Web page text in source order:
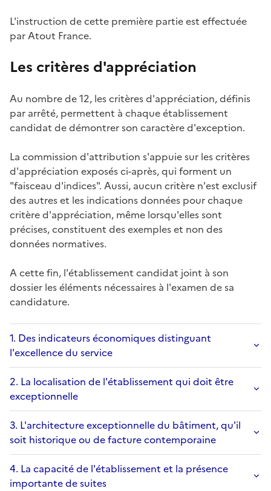
L'instruction de cette première partie est effectuée
par Atout France.
Les critères d'appréciation
Au nombre de 12, les critères d'appréciation, définis
par arrêté, permettent à chaque établissement
candidat de démontrer son caractère d'exception.
La commission d'attribution s'appuie sur les critères
d'appréciation exposés ci-après, qui forment un
"faisceau d'indices". Aussi, aucun critère n'est exclusif
des autres et les indications données pour chaque
critère d'appréciation, même lorsqu'elles sont
précises, constituent des exemples et non des
données normatives.
A cette fin, l'établissement candidat joint à son
dossier les éléments nécessaires à l'examen de sa
candidature.
1. Des indicateurs économiques distinguant
l'excellence du service
2. La localisation de l'établissement qui doit être
exceptionnelle
3. L'architecture exceptionnelle du bâtiment, qu'il
soit historique ou de facture contemporaine
4. La capacité de l'établissement et la présence
importante de suites